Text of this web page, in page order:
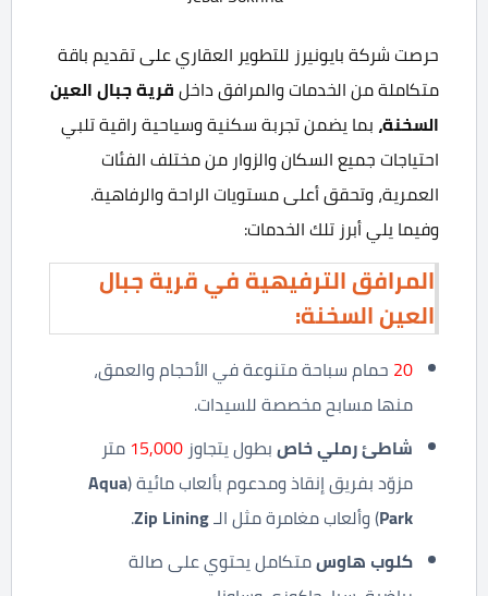
حرصت شركة بايونيرز للتطوير العقاري على تقديم باقة
متكاملة من الخدمات والمرافق داخلقرية جبال العين
السخنة،بما يضمن تجربة سكنية وسياحية راقية تلبي
احتياجات جميع السكان والزوار من مختلف الفئات
العمرية، وتحقق أعلى مستويات الراحة والرفاهية.
وفيما يلي أبرز تلك الخدمات:
المرافق الترفيهية في قرية جبال
العين السخنة:
20 حمام سباحة متنوعة في الأحجام والعمق،
منها مسابح مخصصة للسيدات.
شاطئ رملي خاصبطول يتجاوز 15,000 متر
مزوّد بفريق إنقاذ ومدعوم بألعاب مائية (Aqua
Park) وألعاب مغامرة مثل الـ Zip Lining
.
كلوب هاوسمتكامل يحتوي على صالة